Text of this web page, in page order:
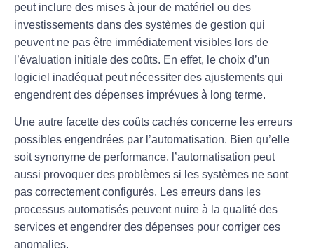
peut inclure des mises à jour de matériel ou des
investissements dans des systèmes de gestion qui
peuvent ne pas être immédiatement visibles lors de
l’évaluation initiale des coûts. En effet, le choix d’un
logiciel inadéquat peut nécessiter des ajustements qui
engendrent des dépenses imprévues à long terme.
Une autre facette des coûts cachés concerne les erreurs
possibles engendrées par l’automatisation. Bien qu’elle
soit synonyme de performance, l’automatisation peut
aussi provoquer des problèmes si les systèmes ne sont
pas correctement configurés. Les erreurs dans les
processus automatisés peuvent nuire à la qualité des
services et engendrer des dépenses pour corriger ces
anomalies.